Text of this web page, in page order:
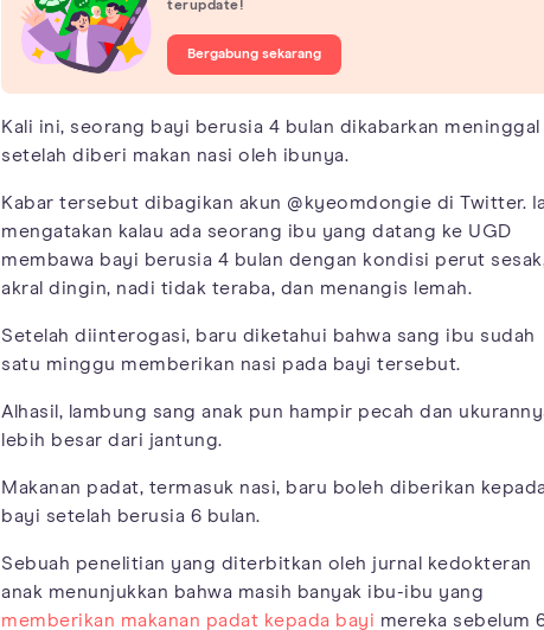
terupdate!
Bergabung sekarang
Kali ini, seorang bayi berusia 4 bulan dikabarkan meninggal
setelah diberi makan nasi oleh ibunya.
Kabar tersebut dibagikan akun @kyeomdongie di Twitter.
mengatakan kalau ada seorang ibu yang datang ke UGD
membawa bayi berusia 4 bulan dengan kondisi perut
akral dingin, nadi tidak teraba, dan menangis lemah.
Setelah diinterogasi, baru diketahui bahwa sang ibu sudah
satu minggu memberikan nasi pada bayi tersebut.
Alhasil, lambung sang anak pun hampir pecah dan
lebih besar dari jantung.
Makanan padat, termasuk nasi, baru boleh diberikan
bayi setelah berusia 6 bulan.
Sebuah penelitian yang diterbitkan oleh jurnal kedokteran
anak menunjukkan bahwa masih banyak ibu-ibu yang
memberikan makanan padat kepada bayi mereka sebelum